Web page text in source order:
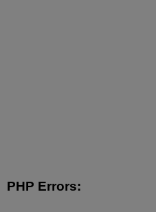
PHP Errors: